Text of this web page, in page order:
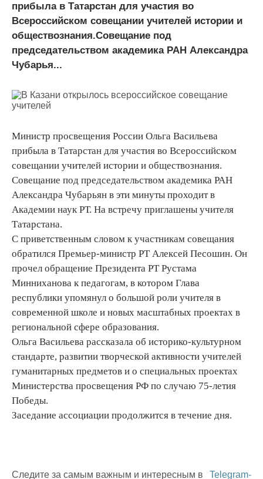
прибыла в Татарстан для участия во
Всероссийском совещании учителей истории и
обществознания.Совещание под
председательством академика РАН Александра
Чубарья...
Министр просвещения России Ольга Васильева
прибыла в Татарстан для участия во Всероссийском
совещании учителей истории и обществознания.
Совещание под председательством академика РАН
Александра Чубарьян в эти минуты проходит в
Академии наук РТ. На встречу приглашены учителя
Татарстана.
С приветственным словом к участникам совещания
обратился Премьер-министр РТ Алексей Песошин. Он
прочел обращение Президента РТ Рустама
Минниханова к педагогам, в котором Глава
республики упомянул о большой роли учителя в
современной школе и новых масштабных проектах в
региональной сфере образования.
Ольга Васильева рассказала об историко-культурном
стандарте, развитии творческой активности учителей
гуманитарных предметов и о специальных проектах
Министерства просвещения РФ по случаю 75-летия
Победы.
Заседание ассоциации продолжится в течение дня.
Следите за самым важным и интересным в
Telegram-